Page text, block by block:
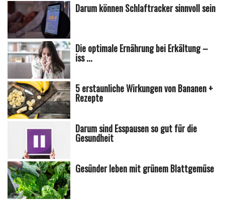
Darum können Schlaftracker sinnvoll sein
Die optimale Ernährung bei Erkältung –
iss ...
5 erstaunliche Wirkungen von Bananen +
Rezepte
Darum sind Esspausen so gut für die
Gesundheit
Gesünder leben mit grünem Blattgemüse